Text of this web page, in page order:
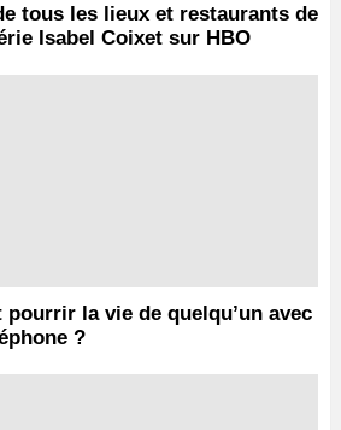
tous les lieux et restaurants de
Isabel Coixet sur HBO
la vie de quelqu’un avec
?